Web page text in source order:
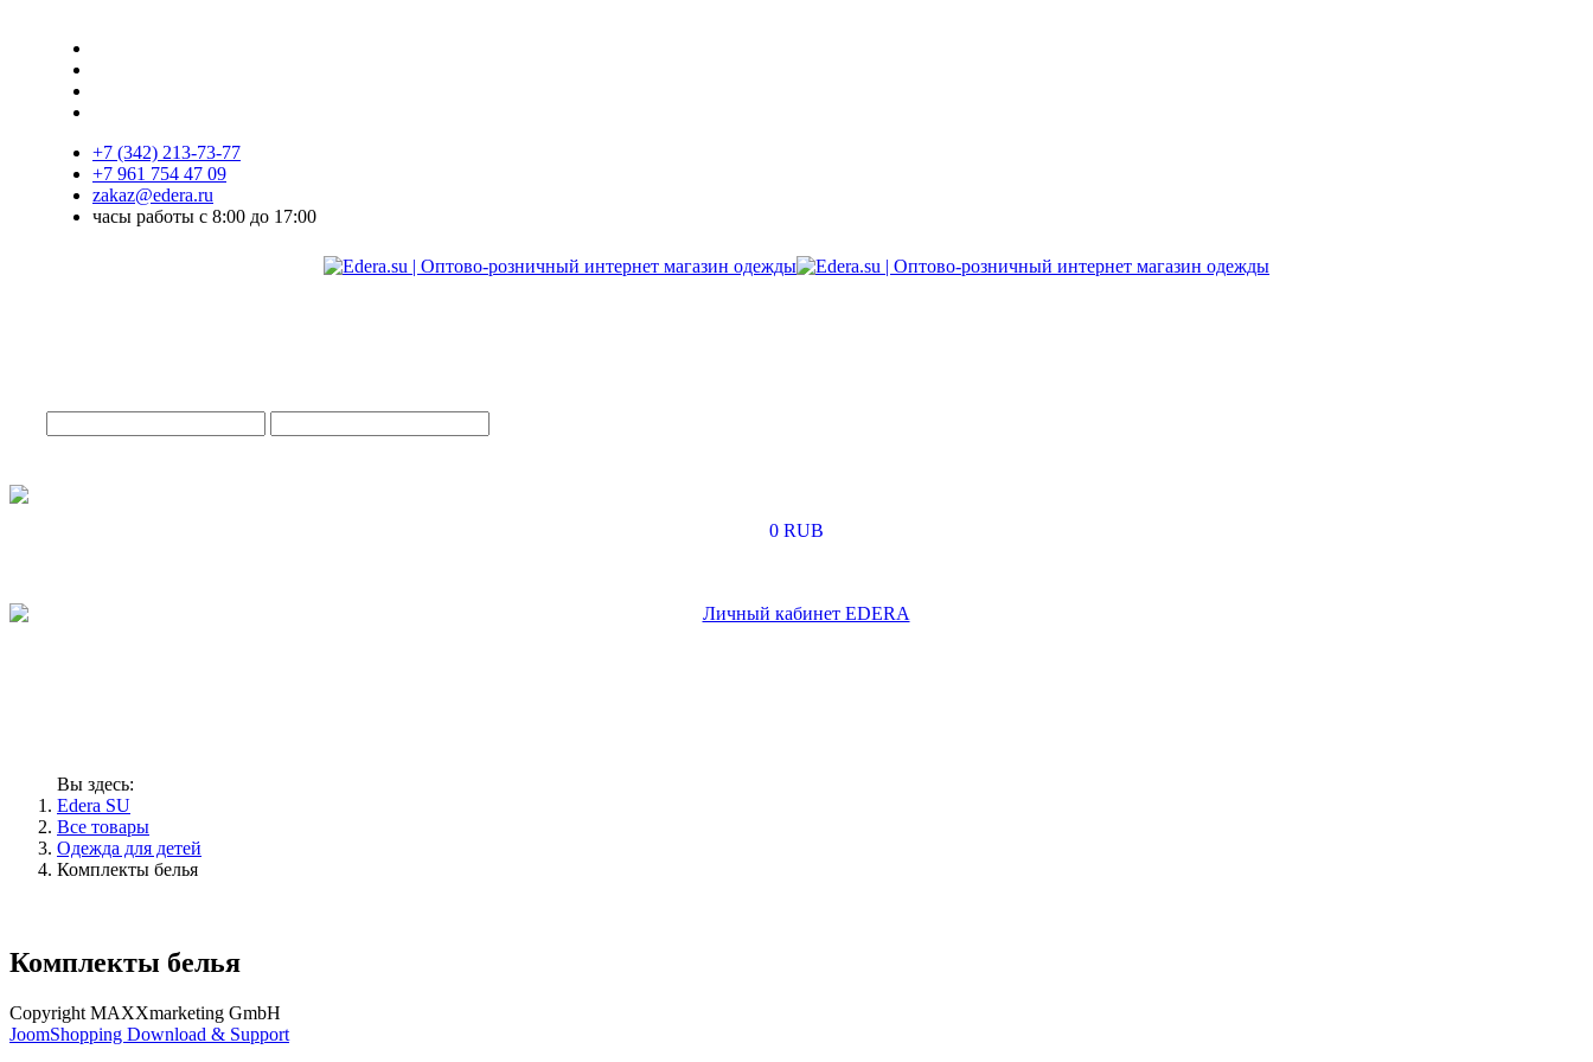
+7 (342) 213-73-77
+7 961 754 47 09
zakaz@edera.ru
часы работы с 8:00 до 17:00
0 RUB
Вы здесь:
Edera SU
Все товары
Одежда для детей
Комплекты белья
Комплекты белья
Copyright MAXXmarketing GmbH
JoomShopping Download & Support